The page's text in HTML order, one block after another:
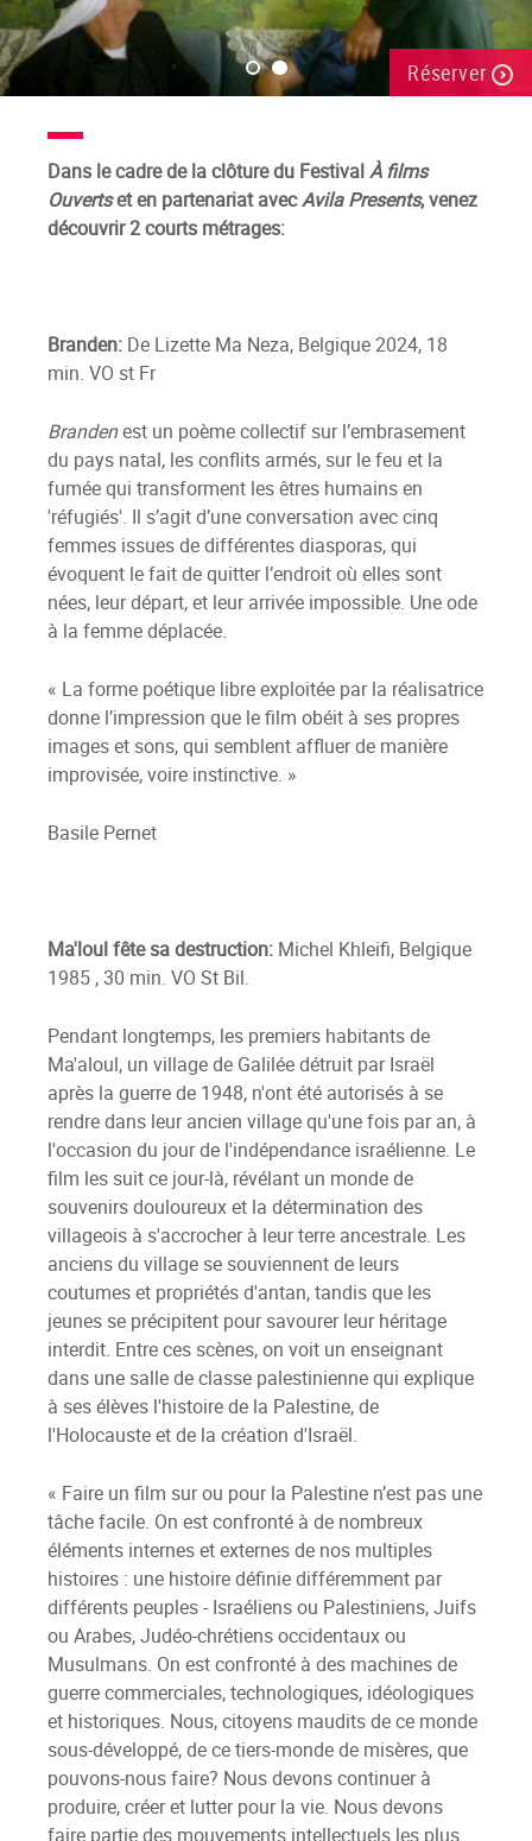
Réserver
Dans le cadre de la clôture du FestivalÀ films
Ouvertset en partenariat avecAvila Presents, venez
découvrir 2 courts métrages:
Branden: De Lizette Ma Neza, Belgique 2024, 18
min. VO st Fr
Brandenest un poème collectif sur l’embrasement
du pays natal, les conflits armés, sur le feu et la
fumée qui transforment les êtres humains en
'réfugiés'. Il s’agit d’une conversation avec cinq
femmes issues de différentes diasporas, qui
évoquent le fait de quitter l’endroit où elles sont
nées, leur départ, et leur arrivée impossible. Une ode
à la femme déplacée.
« La forme poétique libre exploitée par la réalisatrice
donne l’impression que le film obéit à ses propres
images et sons, qui semblent affluer de manière
improvisée, voire instinctive. »
Basile Pernet
Ma'loul fête sa destruction: Michel Khleifi, Belgique
1985 , 30 min. VO St Bil.
Pendant longtemps, les premiers habitants de
Ma'aloul, un village de Galilée détruit par Israël
après la guerre de 1948, n'ont été autorisés à se
rendre dans leur ancien village qu'une fois par an, à
l'occasion du jour de l'indépendance israélienne. Le
film les suit ce jour-là, révélant un monde de
souvenirs douloureux et la détermination des
villageois à s'accrocher à leur terre ancestrale. Les
anciens du village se souviennent de leurs
coutumes et propriétés d'antan, tandis que les
jeunes se précipitent pour savourer leur héritage
interdit. Entre ces scènes, on voit un enseignant
dans une salle de classe palestinienne qui explique
à ses élèves l'histoire de la Palestine, de
l'Holocauste et de la création d'Israël.
« Faire un film sur ou pour la Palestine n’est pas une
tâche facile. On est confronté à de nombreux
éléments internes et externes de nos multiples
histoires : une histoire définie différemment par
différents peuples - Israéliens ou Palestiniens, Juifs
ou Arabes, Judéo-chrétiens occidentaux ou
Musulmans. On est confronté à des machines de
guerre commerciales, technologiques, idéologiques
et historiques. Nous, citoyens maudits de ce monde
sous-développé, de ce tiers-monde de misères, que
pouvons-nous faire? Nous devons continuer à
produire, créer et lutter pour la vie. Nous devons
faire partie des mouvements intellectuels les plus